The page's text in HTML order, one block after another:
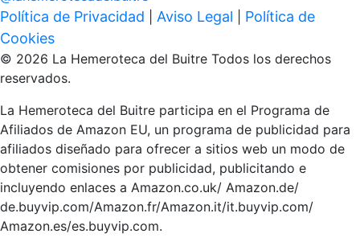
Política de Privacidad Aviso Legal
Política de
Cookies
© 2026 La Hemeroteca del Buitre Todos los derechos
reservados.
La Hemeroteca del Buitre participa en el Programa de
Afiliados de Amazon EU, un programa de publicidad para
afiliados diseñado para ofrecer a sitios web un modo de
obtener comisiones por publicidad, publicitando e
incluyendo enlaces a Amazon.co.uk/ Amazon.de/
de.buyvip.com/Amazon.fr/Amazon.it/it.buyvip.com/
Amazon.es/es.buyvip.com.